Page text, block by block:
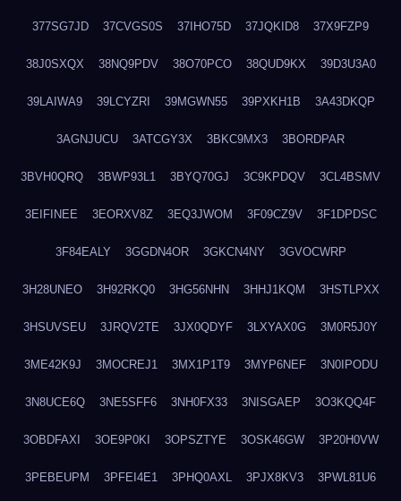
377SG7JD 37CVGS0S 37IHO75D 37JQKID8 37X9FZP9
38J0SXQX 38NQ9PDV 38O70PCO 38QUD9KX 39D3U3A0
39LAIWA9 39LCYZRI 39MGWN55 39PXKH1B 3A43DKQP
3AGNJUCU 3ATCGY3X 3BKC9MX3 3BORDPAR
3BVH0QRQ 3BWP93L1 3BYQ70GJ 3C9KPDQV 3CL4BSMV
3EIFINEE 3EORXV8Z 3EQ3JWOM 3F09CZ9V 3F1DPDSC
3F84EALY 3GGDN4OR 3GKCN4NY 3GVOCWRP
3H28UNEO 3H92RKQ0 3HG56NHN 3HHJ1KQM 3HSTLPXX
3HSUVSEU 3JRQV2TE 3JX0QDYF 3LXYAX0G 3M0R5J0Y
3ME42K9J 3MOCREJ1 3MX1P1T9 3MYP6NEF 3N0IPODU
3N8UCE6Q 3NE5SFF6 3NH0FX33 3NISGAEP 3O3KQQ4F
3OBDFAXI 3OE9P0KI 3OPSZTYE 3OSK46GW 3P20H0VW
3PEBEUPM 3PFEI4E1 3PHQ0AXL 3PJX8KV3 3PWL81U6